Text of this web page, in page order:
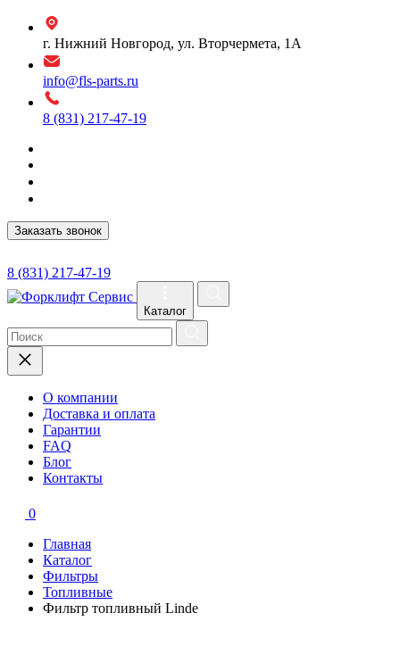
г. Нижний Новгород, ул. Вторчермета, 1А
info@fls-parts.ru
8 (831) 217-47-19
Заказать звонок
8 (831) 217-47-19
Каталог
О компании
Доставка и оплата
Гарантии
FAQ
Блог
Контакты
0
Главная
Каталог
Фильтры
Топливные
Фильтр топливный Linde